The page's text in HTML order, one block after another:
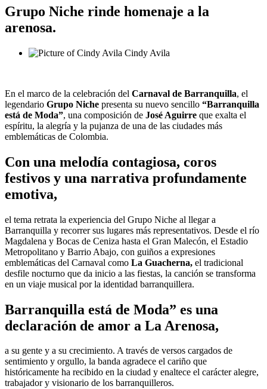
Grupo Niche rinde homenaje a la
arenosa.
Cindy Avila
En el marco de la celebración del Carnaval de Barranquilla, el
legendario Grupo Niche presenta su nuevo sencillo “Barranquilla
está de Moda”, una composición de José Aguirre que exalta el
espíritu, la alegría y la pujanza de una de las ciudades más
emblemáticas de Colombia.
Con una melodía contagiosa, coros
festivos y una narrativa profundamente
emotiva,
el tema retrata la experiencia del Grupo Niche al llegar a
Barranquilla y recorrer sus lugares más representativos. Desde el río
Magdalena y Bocas de Ceniza hasta el Gran Malecón, el Estadio
Metropolitano y Barrio Abajo, con guiños a expresiones
emblemáticas del Carnaval como La Guacherna, el tradicional
desfile nocturno que da inicio a las fiestas, la canción se transforma
en un viaje musical por la identidad barranquillera.
Barranquilla está de Moda” es una
declaración de amor a La Arenosa,
a su gente y a su crecimiento. A través de versos cargados de
sentimiento y orgullo, la banda agradece el cariño que
históricamente ha recibido en la ciudad y enaltece el carácter alegre,
trabajador y visionario de los barranquilleros.